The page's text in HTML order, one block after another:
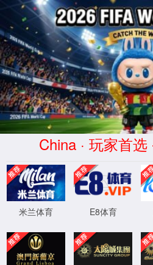
资讯要
时事政要 集团资讯 党建工作
首页 > 资讯要闻 > 时事政要 > 时
发布时间：2025-09-16 作者：